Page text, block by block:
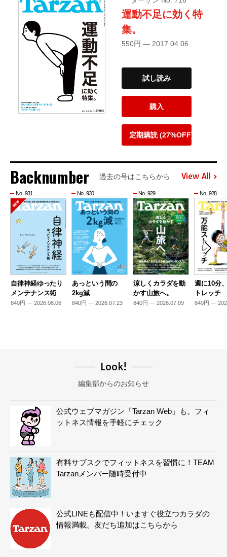
運動不足に効く特
集。
550円 — 2017.04.06
試し読み
購入
定期購読 (27%OFF)
Backnumber 過去の号はこちらから View All
No. 931
自律神経ゆったり
メンテナンス術
840円 — 2026.08.06
No. 930
あっという間の
2kg減
840円 — 2026.07.23
No. 929
涼しくカラダを動
かす山旅へ。
840円 — 2026.07.09
No. 928
週に10分
トレッチ
840円 —
Look!
編集部からのお知らせ
公式ウェブマガジン「Tarzan Web」も。フィ
ットネス情報を手軽にチェック
有料サブスクでフィットネスを習慣に！TEAM
Tarzanメンバー随時受付中
公式LINEも配信中！いますぐ役立つカラダの
情報満載。友だち追加はこちらから